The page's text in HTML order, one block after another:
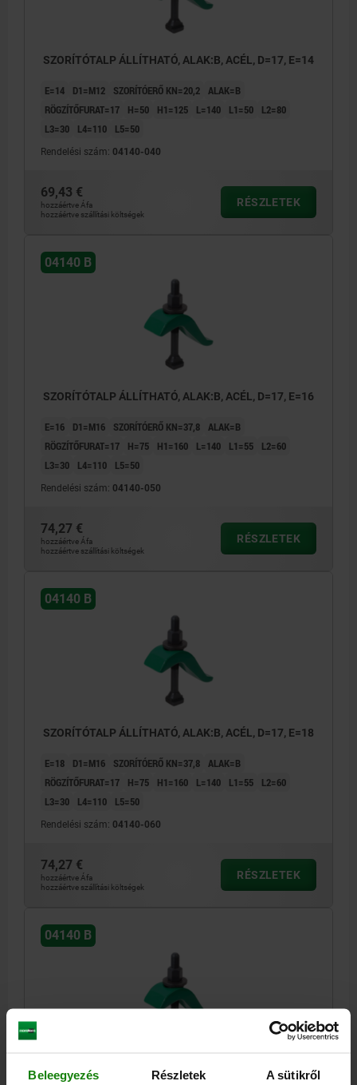
Beleegyezés Részletek A sütikről
SZORÍTÓTALP ÁLLÍTHATÓ, ALAK:B, ACÉL, D=17, E=14
E=14 D1=M12 SZORÍTÓERŐ KN=20,2 ALAK=B
RÖGZÍTŐFURAT=17
H=50 H1=125 L=140 L1=50
L2=80
L3=30
L4=110 L5=50
Rendelési szám: 04140-040
69,43 €
hozzáértve Áfa
hozzáértve szállítási költségek
RÉSZLETEK
04140 B
SZORÍTÓTALP ÁLLÍTHATÓ, ALAK:B, ACÉL, D=17, E=16
E=16 D1=M16 SZORÍTÓERŐ KN=37,8 ALAK=B
RÖGZÍTŐFURAT=17
H=75 H1=160 L=140 L1=55
L2=60
L3=30
L4=110 L5=50
Rendelési szám: 04140-050
74,27 €
hozzáértve Áfa
hozzáértve szállítási költségek
RÉSZLETEK
04140 B
SZORÍTÓTALP ÁLLÍTHATÓ, ALAK:B, ACÉL, D=17, E=18
E=18 D1=M16 SZORÍTÓERŐ KN=37,8 ALAK=B
RÖGZÍTŐFURAT=17
H=75 H1=160 L=140 L1=55
L2=60
L3=30
L4=110 L5=50
Rendelési szám: 04140-060
74,27 €
hozzáértve Áfa
hozzáértve szállítási költségek
RÉSZLETEK
04140 B
SZORÍTÓTALP ÁLLÍTHATÓ, ALAK:B, ACÉL, D=21, E=16